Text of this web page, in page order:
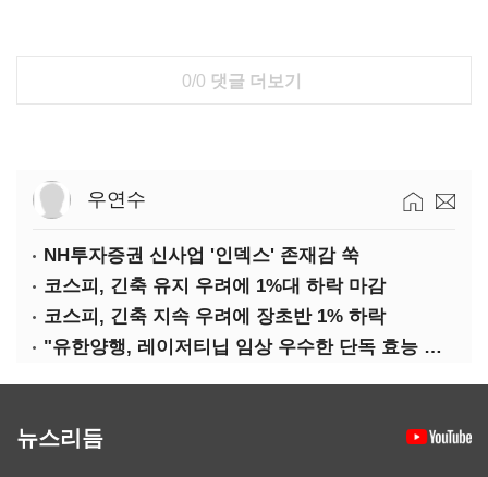
0/0 댓글 더보기
우연수
NH투자증권 신사업 '인덱스' 존재감 쑥
코스피, 긴축 유지 우려에 1%대 하락 마감
코스피, 긴축 지속 우려에 장초반 1% 하락
"유한양행, 레이저티닙 임상 우수한 단독 효능 입증"-대신
뉴스리듬